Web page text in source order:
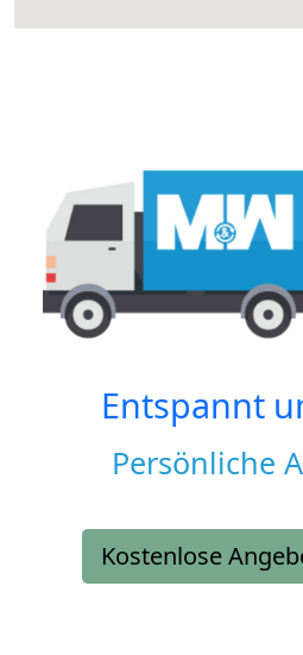
Entspannt
Persönliche
Kostenlose